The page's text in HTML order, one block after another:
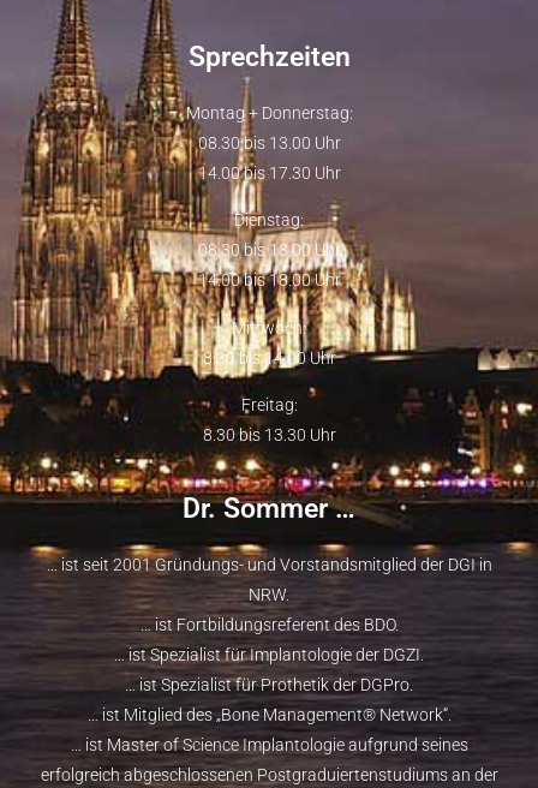
Sprechzeiten
Montag + Donnerstag:
08.30 bis 13.00 Uhr
14.00 bis 17.30 Uhr
Dienstag:
08.30 bis 13.00 Uhr
14.00 bis 18.00 Uhr
Mittwoch:
8.30 bis 14.00 Uhr
Freitag:
8.30 bis 13.30 Uhr
Dr. Sommer …
… ist seit 2001 Gründungs- und Vorstandsmitglied der DGIin
NRW.
… ist Fortbildungsreferent des BDO.
… ist Spezialist für Implantologie der DGZI.
… ist Spezialist für Prothetik derDGPro.
… ist Mitglied des „Bone Management® Network“.
… ist Master of Science Implantologieaufgrund seines
erfolgreich abgeschlossenen Postgraduiertenstudiums an der